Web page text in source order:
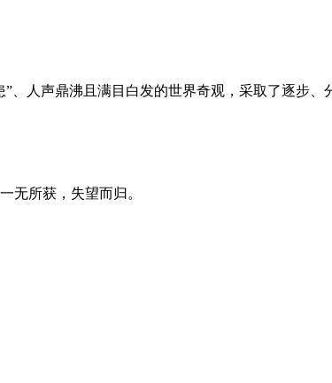
、人声鼎沸且满目白发的世界奇观，采取了逐步
无所获，失望而归。